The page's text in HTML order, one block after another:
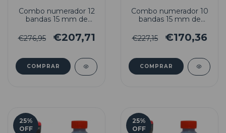
Combo numerador 12
bandas 15 mm de
Tinta indeleble H33
€276,95 €207,71
Combo numerador 10
bandas 15 mm de
Tinta indeleble H33
€227,15 €170,36
25%
OFF
25%
OFF